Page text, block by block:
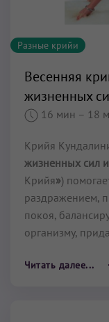
Разные крийи
Весенняя
жизненных
16 мин – 18
Крийя
жизненных сил
Крийя»)
раздражением,
покоя,
организму,
Читать далее...